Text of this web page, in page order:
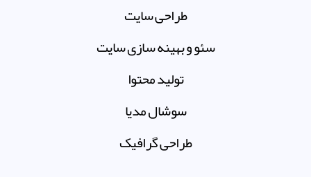
طراحی سایت
سئو و بهینه سازی سایت
تولید محتوا
سوشال مدیا
طراحی گرافیک